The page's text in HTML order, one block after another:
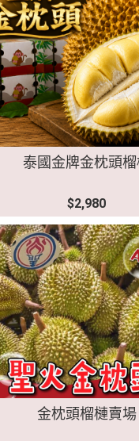
泰國金牌金枕頭
$2,980
金枕頭榴槤賣場